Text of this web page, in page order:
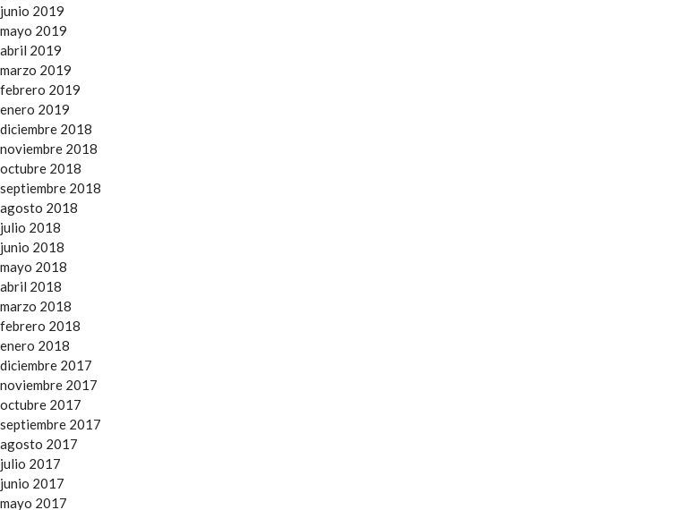
junio 2019
mayo 2019
abril 2019
marzo 2019
febrero 2019
enero 2019
diciembre 2018
noviembre 2018
octubre 2018
septiembre 2018
agosto 2018
julio 2018
junio 2018
mayo 2018
abril 2018
marzo 2018
febrero 2018
enero 2018
diciembre 2017
noviembre 2017
octubre 2017
septiembre 2017
agosto 2017
julio 2017
junio 2017
mayo 2017